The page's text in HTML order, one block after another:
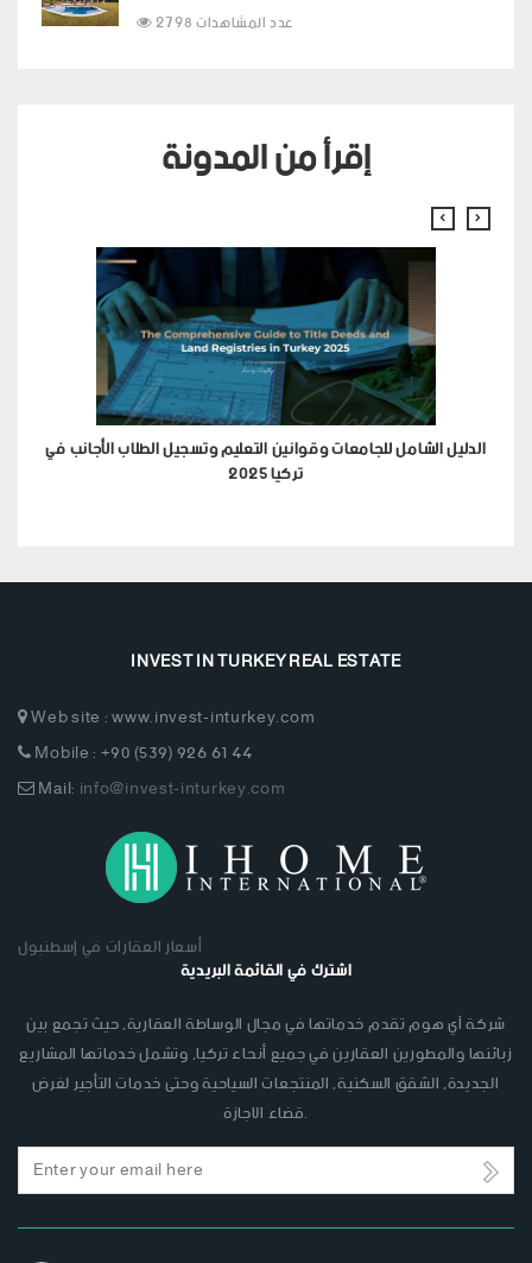
2798 عدد المشاهدات
إقرأ من المدونة
الدليل الشامل للجامعات وقوانين التعليم وتسجيل الطلاب الأجانب في
تركيا 2025
INVEST IN TURKEY REAL ESTATE
Web site : www.invest-inturkey.com
Mobile : +90 (539) 926 61 44
Mail:info@invest-inturkey.com
أسعار العقارات في إسطنبول
اشترك في القائمة البريدية
شركة آي هوم تقدم خدماتها في مجال الوساطة العقارية, حيث تجمع بين
زبائنها والمطورين العقارين في جميع أنحاء تركيا, وتشمل خدماتها المشاريع
الجديدة, الشقق السكنية, المنتجعات السياحية وحتى خدمات التأجير لغرض
قضاء الاجازة.
Email
address